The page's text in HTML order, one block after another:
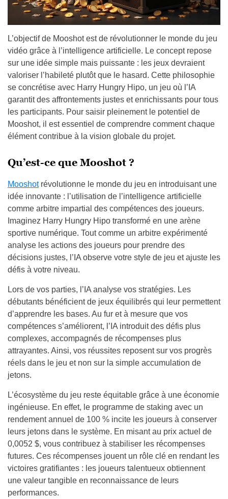
L’objectif de Mooshot est de révolutionner le monde du jeu
vidéo grâce à l’intelligence artificielle. Le concept repose
sur une idée simple mais puissante : les jeux devraient
valoriser l’habileté plutôt que le hasard. Cette philosophie
se concrétise avec Harry Hungry Hipo, un jeu où l’IA
garantit des affrontements justes et enrichissants pour tous
les participants. Pour saisir pleinement le potentiel de
Mooshot, il est essentiel de comprendre comment chaque
élément contribue à la vision globale du projet.
Qu’est-ce que Mooshot ?
Mooshotrévolutionne le monde du jeu en introduisant une
idée innovante : l’utilisation de l’intelligence artificielle
comme arbitre impartial des compétences des joueurs.
Imaginez Harry Hungry Hipo transformé en une arène
sportive numérique. Tout comme un arbitre expérimenté
analyse les actions des joueurs pour prendre des
décisions justes, l’IA observe votre style de jeu et ajuste les
défis à votre niveau.
Lors de vos parties, l’IA analyse vos stratégies. Les
débutants bénéficient de jeux équilibrés qui leur permettent
d’apprendre les bases. Au fur et à mesure que vos
compétences s’améliorent, l’IA introduit des défis plus
complexes, accompagnés de récompenses plus
attrayantes. Ainsi, vos réussites reposent sur vos progrès
réels dans le jeu et non sur la simple accumulation de
jetons.
L’écosystème du jeu reste équitable grâce à une économie
ingénieuse. En effet, le programme de staking avec un
rendement annuel de 100 % incite les joueurs à conserver
leurs jetons dans le système. En misant au prix actuel de
0,0052 $, vous contribuez à stabiliser les récompenses
futures. Ces récompenses jouent un rôle clé en rendant les
victoires gratifiantes : les joueurs talentueux obtiennent
une valeur tangible en reconnaissance de leurs
performances.